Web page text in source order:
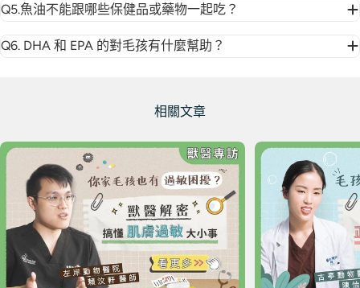
Q5.魚油不能跟哪些保健品或藥物一起吃？
Q6. DHA 和 EPA 的對毛孩有什麼幫助？
相關文章